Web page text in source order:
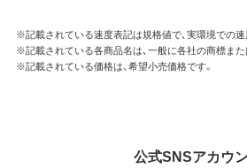
※記載されている速度表記は規格値で、実環境での速
※記載されている各商品名は、一般に各社の商標また
※記載されている価格は、希望小売価格です。
公式SNSアカウ